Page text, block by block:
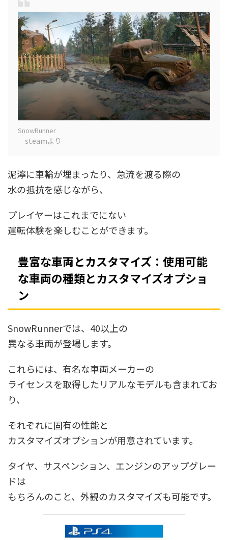
SnowRunner
steamより
泥濘に車輪が埋まったり、急流を渡る際の
水の抵抗を感じながら、
プレイヤーはこれまでにない
運転体験を楽しむことができます。
豊富な車両とカスタマイズ：使用可能
な車両の種類とカスタマイズオプショ
ン
SnowRunnerでは、40以上の
異なる車両が登場します。
これらには、有名な車両メーカーの
ライセンスを取得したリアルなモデルも含まれてお
り、
それぞれに固有の性能と
カスタマイズオプションが用意されています。
タイヤ、サスペンション、エンジンのアップグレー
ドは
もちろんのこと、外観のカスタマイズも可能です。